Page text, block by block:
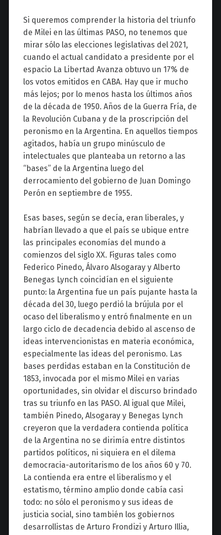
Si queremos comprender la historia del triunfo
de Milei en las últimas PASO, no tenemos que
mirar sólo las elecciones legislativas del 2021,
cuando el actual candidato a presidente por el
espacio La Libertad Avanza obtuvo un 17% de
los votos emitidos en CABA. Hay que ir mucho
más lejos; por lo menos hasta los últimos años
de la década de 1950. Años de la Guerra Fría, de
la Revolución Cubana y de la proscripción del
peronismo en la Argentina. En aquellos tiempos
agitados, había un grupo minúsculo de
intelectuales que planteaba un retorno a las
“bases” de la Argentina luego del
derrocamiento del gobierno de Juan Domingo
Perón en septiembre de 1955.
Esas bases, según se decía, eran liberales, y
habrían llevado a que el país se ubique entre
las principales economías del mundo a
comienzos del siglo XX. Figuras tales como
Federico Pinedo, Álvaro Alsogaray y Alberto
Benegas Lynch coincidían en el siguiente
punto: la Argentina fue un país pujante hasta la
década del 30, luego perdió la brújula por el
ocaso del liberalismo y entró finalmente en un
largo ciclo de decadencia debido al ascenso de
ideas intervencionistas en materia económica,
especialmente las ideas del peronismo. Las
bases perdidas estaban en la Constitución de
1853, invocada por el mismo Milei en varias
oportunidades, sin olvidar el discurso brindado
tras su triunfo en las PASO. Al igual que Milei,
también Pinedo, Alsogaray y Benegas Lynch
creyeron que la verdadera contienda política
de la Argentina no se dirimía entre distintos
partidos políticos, ni siquiera en el dilema
democracia-autoritarismo de los años 60 y 70.
La contienda era entre el liberalismo y el
estatismo, término amplio donde cabía casi
todo: no sólo el peronismo y sus ideas de
justicia social, sino también los gobiernos
desarrollistas de Arturo Frondizi y Arturo Illia,